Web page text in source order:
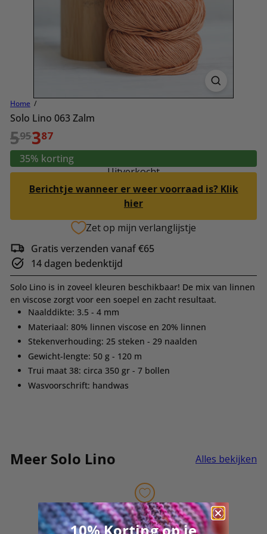
Home
Solo Lino 063 Zalm
Normale
prijs
595
Aanbiedingsprijs
387
35% korting
Uitverkocht
Berichtje wanneer er weer voorraad is? Klik
hier
Zet op mijn verlanglijstje
Gratis verzenden vanaf €65
14 dagen bedenktijd
Solo Lino is in zoveel kleuren beschikbaar! De mix van linnen
en viscose zorgt voor een soepel en zacht resultaat.
Naalddikte: 3.5 - 4 mm
Materiaal: 80% linnen viscose en 20% linnen
Stekenverhouding: 25 steken - 29 naalden
Gewicht-lengte: 50 g - 120 m
Trui maat 38: circa 350 gr - 7 bollen
Wasvoorschrift: handwas
Meer Solo Lino Alles bekijken